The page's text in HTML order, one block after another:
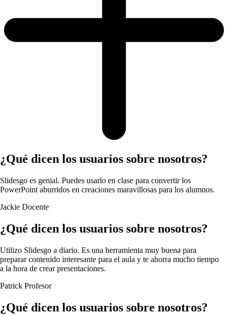
¿Qué dicen los usuarios sobre nosotros?
Slidesgo es genial. Puedes usarlo en clase para convertir los
PowerPoint aburridos en creaciones maravillosas para los alumnos.
Jackie Docente
¿Qué dicen los usuarios sobre nosotros?
Utilizo Slidesgo a diario. Es una herramienta muy buena para
preparar contenido interesante para el aula y te ahorra mucho tiempo
a la hora de crear presentaciones.
Patrick Profesor
¿Qué dicen los usuarios sobre nosotros?